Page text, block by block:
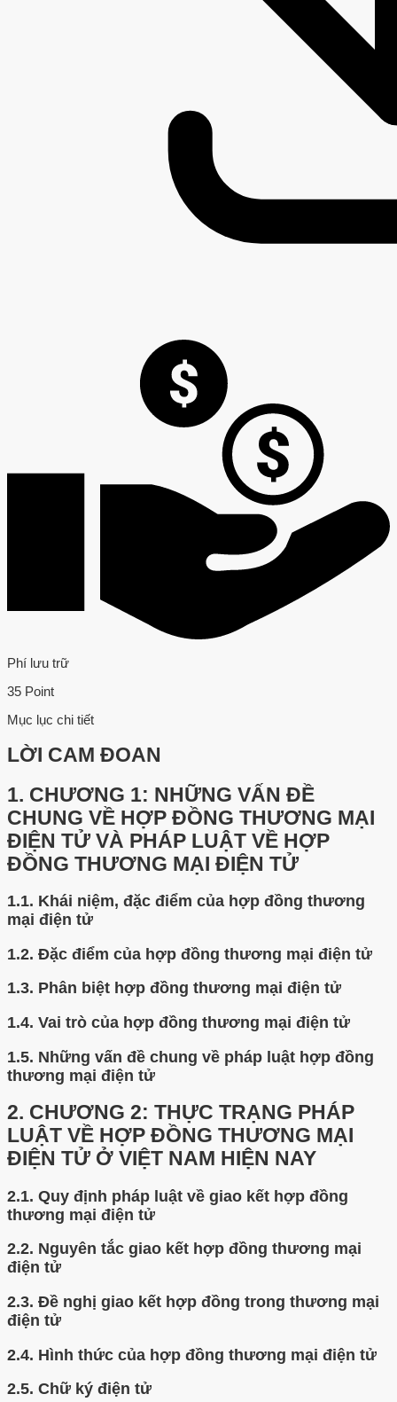
Phí lưu trữ
35 Point
Mục lục chi tiết
LỜI CAM ĐOAN
1. CHƯƠNG 1: NHỮNG VẤN ĐỀ
CHUNG VỀ HỢP ĐỒNG THƯƠNG MẠI
ĐIỆN TỬ VÀ PHÁP LUẬT VỀ HỢP
ĐỒNG THƯƠNG MẠI ĐIỆN TỬ
1.1. Khái niệm, đặc điểm của hợp đồng thương
mại điện tử
1.2. Đặc điểm của hợp đồng thương mại điện tử
1.3. Phân biệt hợp đồng thương mại điện tử
1.4. Vai trò của hợp đồng thương mại điện tử
1.5. Những vấn đề chung về pháp luật hợp đồng
thương mại điện tử
2. CHƯƠNG 2: THỰC TRẠNG PHÁP
LUẬT VỀ HỢP ĐỒNG THƯƠNG MẠI
ĐIỆN TỬ Ở VIỆT NAM HIỆN NAY
2.1. Quy định pháp luật về giao kết hợp đồng
thương mại điện tử
2.2. Nguyên tắc giao kết hợp đồng thương mại
điện tử
2.3. Đề nghị giao kết hợp đồng trong thương mại
điện tử
2.4. Hình thức của hợp đồng thương mại điện tử
2.5. Chữ ký điện tử